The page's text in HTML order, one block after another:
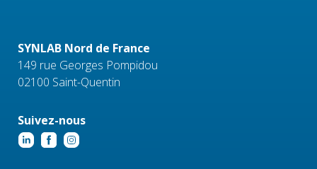
SYNLAB Nord de France
149 rue Georges Pompidou
02100 Saint-Quentin
Suivez-nous